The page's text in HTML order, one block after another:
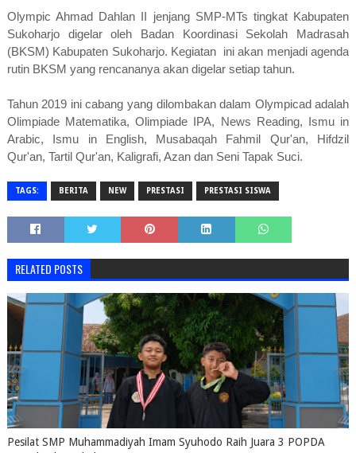
Olympic Ahmad Dahlan II jenjang SMP-MTs tingkat Kabupaten
Sukoharjo digelar oleh Badan Koordinasi Sekolah Madrasah
(BKSM) Kabupaten Sukoharjo. Kegiatan ini akan menjadi agenda
rutin BKSM yang rencananya akan digelar setiap tahun.
Tahun 2019 ini cabang yang dilombakan dalam Olympicad adalah
Olimpiade Matematika, Olimpiade IPA, News Reading, Ismu in
Arabic, Ismu in English, Musabaqah Fahmil Qur'an, Hifdzil
Qur'an, Tartil Qur'an, Kaligrafi, Azan dan Seni Tapak Suci.
TAGS: BERITA NEW PRESTASI PRESTASI SISWA
RELATED POSTS
Pesilat SMP Muhammadiyah Imam Syuhodo Raih Juara 3 POPDA